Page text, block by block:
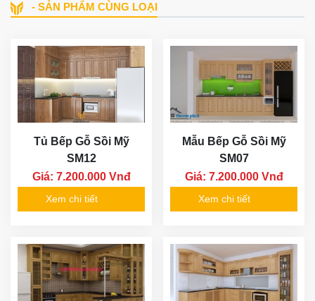
- SẢN PHẨM CÙNG LOẠI
Tủ Bếp Gỗ Sồi Mỹ
SM12
Giá: 7.200.000 Vnđ
Xem chi tiết
Mẫu Bếp Gỗ Sồi Mỹ
SM07
Giá: 7.200.000 Vnđ
Xem chi tiết